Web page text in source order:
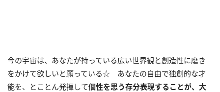
今の宇宙は、あなたが持っている広い世界観と創造性に磨き
をかけて欲しいと願っている☆ あなたの自由で独創的な才
能を、とことん発揮して個性を思う存分表現することが、大